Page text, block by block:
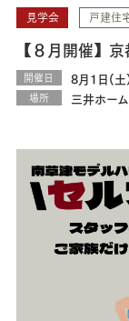
見学会 戸建住
【８月開催】
開催日
8月1日(
場所 三井ホー